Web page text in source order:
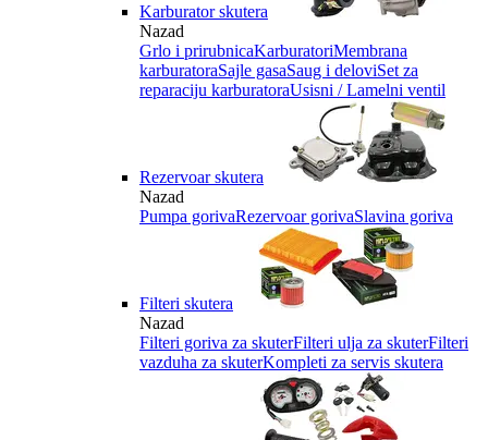
Karburator skutera
Nazad
Grlo i prirubnicaKarburatoriMembrana
karburatoraSajle gasaSaug i deloviSet za
reparaciju karburatoraUsisni / Lamelni ventil
Rezervoar skutera
Nazad
Pumpa gorivaRezervoar gorivaSlavina goriva
Filteri skutera
Nazad
Filteri goriva za skuterFilteri ulja za skuterFilteri
vazduha za skuterKompleti za servis skutera